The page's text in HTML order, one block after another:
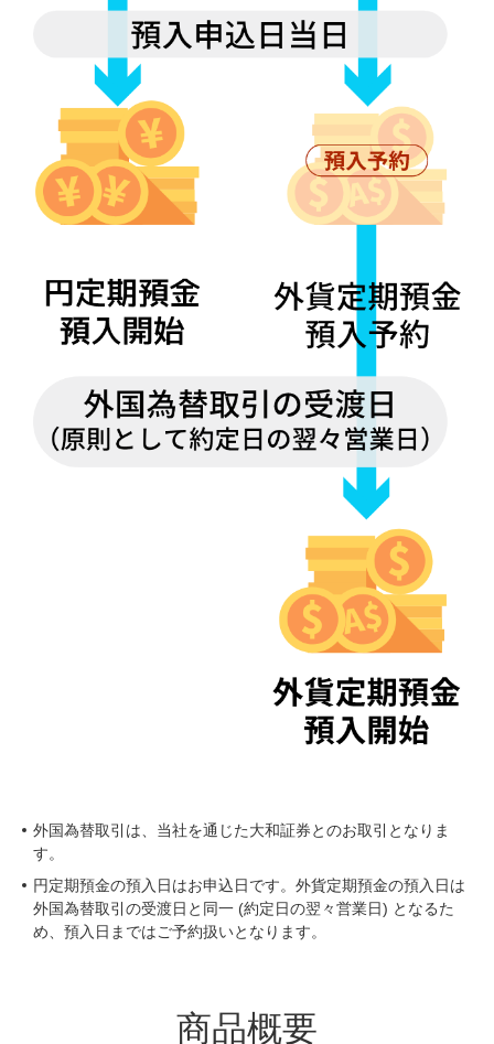
外国為替取引は、当社を通じた大和証券とのお取引となりま
す。
円定期預金の預入日はお申込日です。外貨定期預金の預入日は
外国為替取引の受渡日と同一 (約定日の翌々営業日) となるた
め、預入日まではご予約扱いとなります。
商品概要